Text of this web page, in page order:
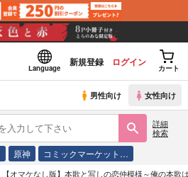
Language
新規登録 ログイン
カート
男性向け 女性向け
詳細
検索
原神 コミックマーケット…
【オマケなし版】本歌と写しの恋仲模様～俺の本歌